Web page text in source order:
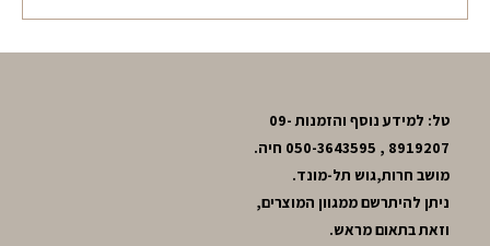
טל: למידע נוסף והזמנות 09-
8919207 , 050-3643595 חיה.
מושב חרות,גוש תל-מונד.
ניתן להיתרשם ממגוון המוצרים,
וזאת בתאום מראש.